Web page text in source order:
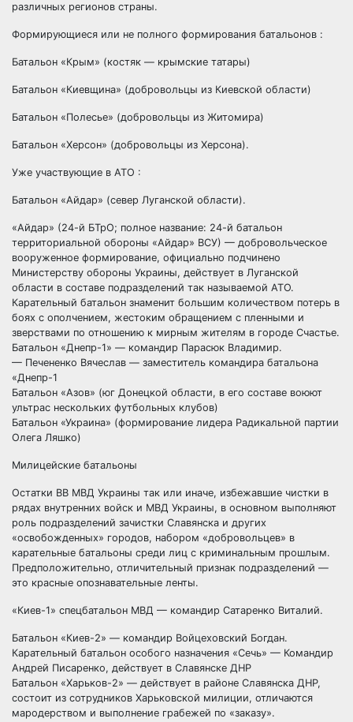
различных регионов страны.
Формирующиеся или не полного формирования батальонов :
Батальон «Крым» (костяк — крымские татары)
Батальон «Киевщина» (добровольцы из Киевской области)
Батальон «Полесье» (добровольцы из Житомира)
Батальон «Херсон» (добровольцы из Херсона).
Уже участвующие в АТО :
Батальон «Айдар» (север Луганской области).
«Айдар» (24-й БТрО; полное название: 24-й батальон
территориальной обороны «Айдар» ВСУ) — добровольческое
вооруженное формирование, официально подчинено
Министерству обороны Украины, действует в Луганской
области в составе подразделений так называемой АТО.
Карательный батальон знаменит большим количеством потерь в
боях с ополчением, жестоким обращением с пленными и
зверствами по отношению к мирным жителям в городе Счастье.
Батальон «Днепр-1» — командир Парасюк Владимир.
— Печененко Вячеслав — заместитель командира батальона
«Днепр-1
Батальон «Азов» (юг Донецкой области, в его составе воюют
ультрас нескольких футбольных клубов)
Батальон «Украина» (формирование лидера Радикальной партии
Олега Ляшко)
Милицейские батальоны
Остатки ВВ МВД Украины так или иначе, избежавшие чистки в
рядах внутренних войск и МВД Украины, в основном выполняют
роль подразделений зачистки Славянска и других
«освобожденных» городов, набором «добровольцев» в
карательные батальоны среди лиц с криминальным прошлым.
Предположительно, отличительный признак подразделений —
это красные опознавательные ленты.
«Киев-1» спецбатальон МВД — командир Сатаренко Виталий.
Батальон «Киев-2» — командир Войцеховский Богдан.
Карательный батальон особого назначения «Сечь» — Командир
Андрей Писаренко, действует в Славянске ДНР
Батальон «Харьков-2» — действует в районе Славянска ДНР,
состоит из сотрудников Харьковской милиции, отличаются
мародерством и выполнение грабежей по «заказу».